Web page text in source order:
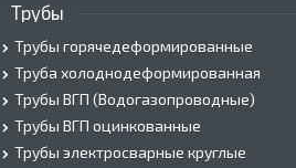
Трубы
Трубы горячедеформированные
Труба холоднодеформированная
Трубы ВГП (Водогазопроводные)
Трубы ВГП оцинкованные
Трубы электросварные круглые